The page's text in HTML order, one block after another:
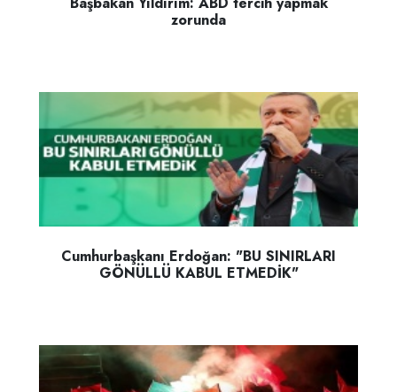
zorunda
Cumhurbaşkanı Erdoğan: "BU SINIRLARI
GÖNÜLLÜ KABUL ETMEDİK"